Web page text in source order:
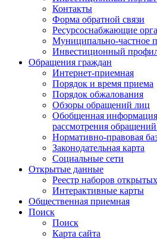
Контакты
Форма обратной связи
Ресурсоснабжающие
Муниципально-частное
Инвестиционный
Обращения граждан
Интернет-приемная
Порядок и время приема
Порядок обжалования
Обзоры обращений лиц
Обобщенная информация
рассмотрения
Нормативно-правовая
Законодательная карта
Социальные сети
Открытые данные
Реестр наборов
Интерактивные карты
Общественная приемная
Поиск
Поиск
Карта сайта